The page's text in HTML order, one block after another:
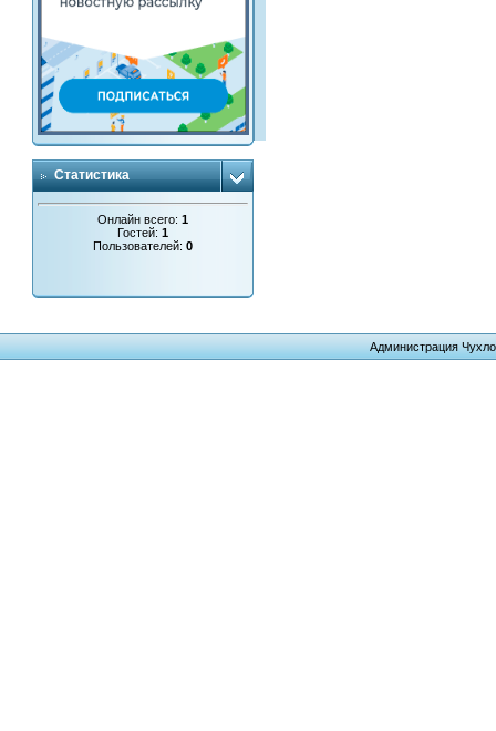
Статистика
Онлайн всего:1
Гостей:1
Пользователей:0
Администрация